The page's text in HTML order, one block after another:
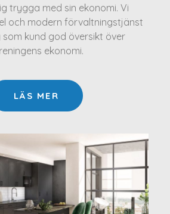
trygga med sin ekonomi. Vi
och modern förvaltningstjänst
som kund god översikt över
ekonomi.
LÄS MER